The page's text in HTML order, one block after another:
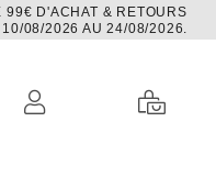
99€ D'ACHAT & RETOURS
10/08/2026 AU 24/08/2026.